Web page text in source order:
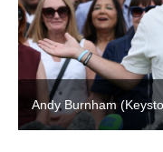
Andy Burnham